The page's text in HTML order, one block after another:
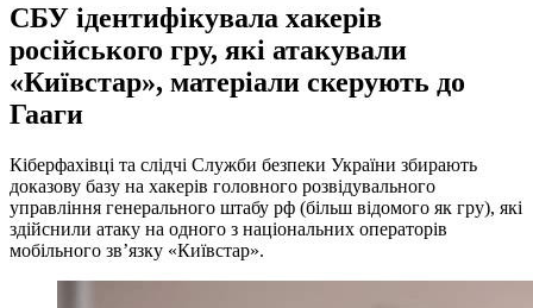
СБУ ідентифікувала хакерів
російського гру, які атакували
«Київстар», матеріали скерують до
Гааги
Кіберфахівці та слідчі Служби безпеки України збирають
доказову базу на хакерів головного розвідувального
управління генерального штабу рф (більш відомого як гру), які
здійснили атаку на одного з національних операторів
мобільного зв’язку «Київстар».